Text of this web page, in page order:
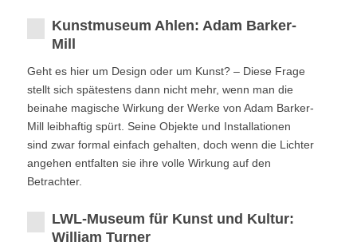
Kunstmuseum Ahlen: Adam Barker-
Mill
Geht es hier um Design oder um Kunst? – Diese Frage
stellt sich spätestens dann nicht mehr, wenn man die
beinahe magische Wirkung der Werke von Adam Barker-
Mill leibhaftig spürt. Seine Objekte und Installationen
sind zwar formal einfach gehalten, doch wenn die Lichter
angehen entfalten sie ihre volle Wirkung auf den
Betrachter.
LWL-Museum für Kunst und Kultur:
William Turner